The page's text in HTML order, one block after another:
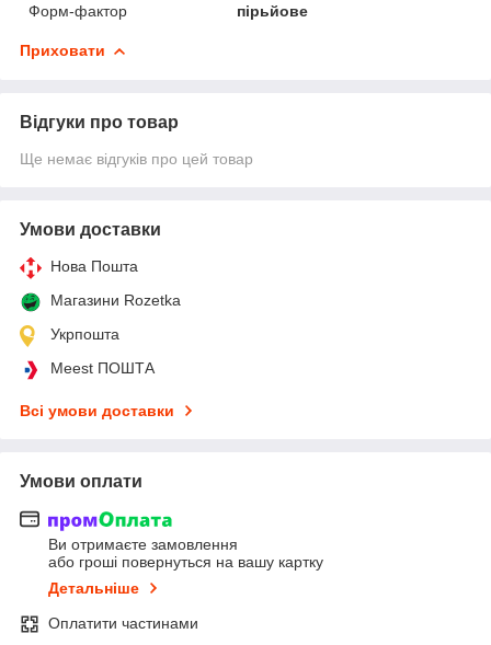
Форм-фактор
пірьйове
Приховати
Відгуки про товар
Ще немає відгуків про цей товар
Умови доставки
Нова Пошта
Магазини Rozetka
Укрпошта
Meest ПОШТА
Всі умови доставки
Умови оплати
Ви отримаєте замовлення
або гроші повернуться на вашу картку
Детальніше
Оплатити частинами